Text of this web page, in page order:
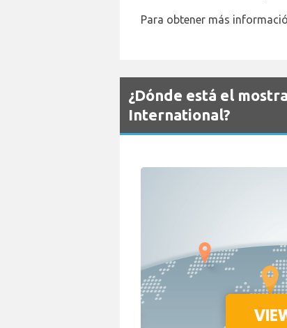
Para obtener más
¿Dónde está el
International?